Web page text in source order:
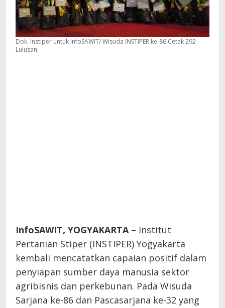
Dok. Instiper untuk InfoSAWIT/ Wisuda INSTIPER ke-86 Cetak 292
Lulusan.
InfoSAWIT, YOGYAKARTA – Institut
Pertanian Stiper (INSTIPER) Yogyakarta
kembali mencatatkan capaian positif dalam
penyiapan sumber daya manusia sektor
agribisnis dan perkebunan. Pada Wisuda
Sarjana ke-86 dan Pascasarjana ke-32 yang